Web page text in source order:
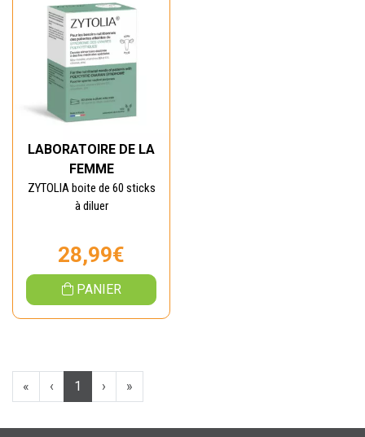
LABORATOIRE DE LA
FEMME
ZYTOLIA boite de 60 sticks
à diluer
28,99€
PANIER
« ‹ 1 › »